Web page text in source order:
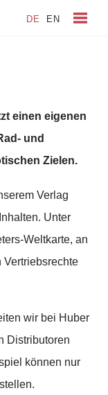
DE EN
einen eigenen
und
Zielen.
Verlag
Unter
Weltkarte, an
wir bei Huber
Distributoren
können nur